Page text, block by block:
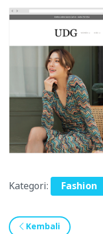
Kategori: Fashion
Kembali